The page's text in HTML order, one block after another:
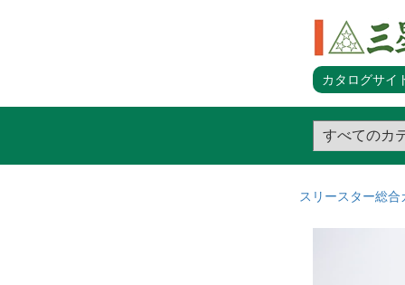
カタログサイ
スリースター総合